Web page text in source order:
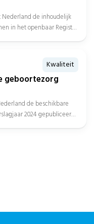
Nederland de inhoudelijk
in het openbaar Register
Kwaliteit
geboortezorg
de beschikbare
2024 gepubliceerd,